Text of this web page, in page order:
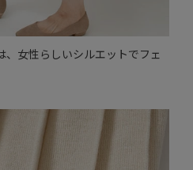
女性らしいシルエットでフェ